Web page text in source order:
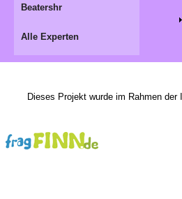
Beatershr
Alle Experten
Dieses Projekt wurde im Rahmen der